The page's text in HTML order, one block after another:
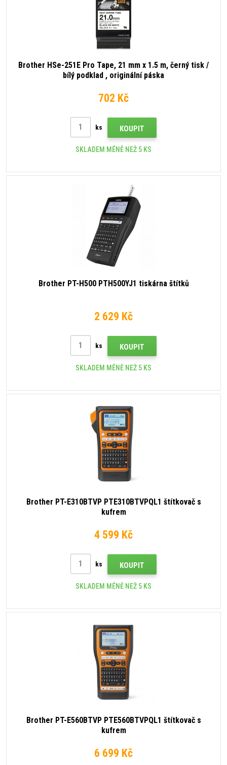
Brother HSe-251E Pro Tape, 21 mm x 1.5 m, černý tisk /
bílý podklad , originální páska
702 Kč
ks KOUPIT
SKLADEM MÉNĚ NEŽ 5 KS
Brother PT-H500 PTH500YJ1 tiskárna štítků
2 629 Kč
ks KOUPIT
SKLADEM MÉNĚ NEŽ 5 KS
Brother PT-E310BTVP PTE310BTVPQL1 štítkovač s
kufrem
4 599 Kč
ks KOUPIT
SKLADEM MÉNĚ NEŽ 5 KS
Brother PT-E560BTVP PTE560BTVPQL1 štítkovač s
kufrem
6 699 Kč